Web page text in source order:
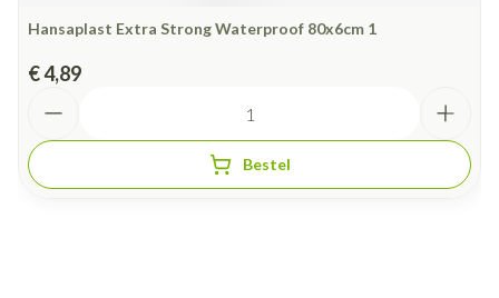
Hansaplast Extra Strong Waterproof 80x6cm 1
€ 4,89
Bestel